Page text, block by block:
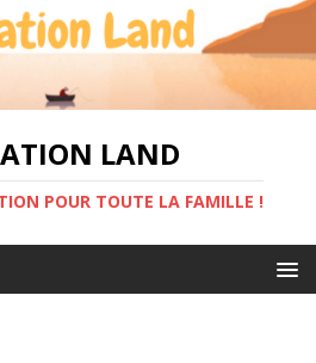
LAND
POUR TOUTE LA FAMILLE !